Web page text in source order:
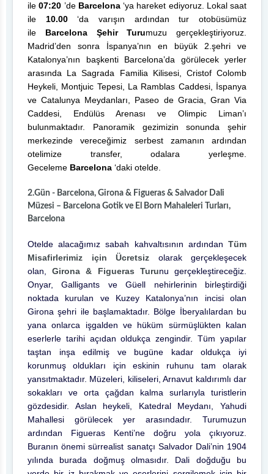
ile07:20 ’de Barcelona‘ya hareket ediyoruz. Lokal saat
ile 10.00‘da varışın ardından tur otobüsümüz
ile Barcelona Şehir Turumuzu gerçekleştiriyoruz.
Madrid’den sonra İspanya’nın en büyük 2.şehri ve
Katalonya’nın başkenti Barcelona’da görülecek yerler
arasında La Sagrada Familia Kilisesi, Cristof Colomb
Heykeli, Montjuic Tepesi, La Ramblas Caddesi, İspanya
ve Catalunya Meydanları, Paseo de Gracia, Gran Via
Caddesi, Endülüs Arenası ve Olimpic Liman’ı
bulunmaktadır. Panoramik gezimizin sonunda şehir
merkezinde vereceğimiz serbest zamanın ardından
otelimize transfer, odalara yerleşme.
Geceleme Barcelona ‘daki otelde.
2.Gün - Barcelona, Girona & Figueras & Salvador Dali
Müzesi – Barcelona Gotik ve El Born Mahaleleri Turları,
Barcelona
Otelde alacağımız sabah kahvaltısının ardından Tüm
Misafirlerimiz için Ücretsiz olarak gerçekleşecek
olan,Girona & Figueras Turunu gerçekleştireceğiz.
Onyar, Galligants ve Güell nehirlerinin birleştirdiği
noktada kurulan ve Kuzey Katalonya’nın incisi olan
Girona şehri ile başlamaktadır. Bölge İberyalılardan bu
yana onlarca işgalden ve hüküm sürmüşlükten kalan
eserlerle tarihi açıdan oldukça zengindir. Tüm yapılar
taştan inşa edilmiş ve bugüne kadar oldukça iyi
korunmuş oldukları için eskinin ruhunu tam olarak
yansıtmaktadır. Müzeleri, kiliseleri, Arnavut kaldırımlı dar
sokakları ve orta çağdan kalma surlarıyla turistlerin
gözdesidir. Aslan heykeli, Katedral Meydanı, Yahudi
Mahallesi görülecek yer arasındadır. Turumuzun
ardından Figueras Kenti’ne doğru yola çıkıyoruz.
Buranın önemi sürrealist sanatçı Salvador Dali’nin 1904
yılında burada doğmuş olmasıdır. Dali doğduğu bu